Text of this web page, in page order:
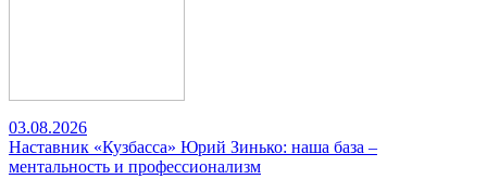
03.08.2026
Наставник «Кузбасса» Юрий Зинько: наша база –
ментальность и профессионализм